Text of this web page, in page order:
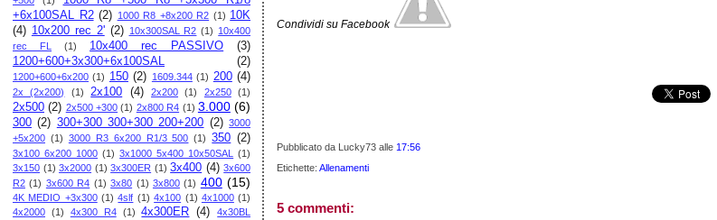
+6x100SAL R2 (2) 1000 R8 +8x200 R2 (1) 10K
(4) 10x200 rec 2' (2) 10x300SAL R2 (1) 10x400
rec FL
(1) 10x400 rec PASSIVO
(3)
1200+600+3x300+6x100SAL
(2)
1200+600+6x200 (1) 150 (2) 1609.344 (1) 200 (4)
2x (2x200) (1) 2x100 (4) 2x200 (1) 2x250 (1)
2x500 (2) 2x500 +300 (1) 2x800 R4 (1) 3.000 (6)
300 (2) 300+300 300+300 200+200 (2) 3000
+5x200 (1) 3000 R3 6x200 R1/3 500 (1) 350 (2)
3x100 6x200 1000 (1) 3x1000 5x400 10x50SAL
(1)
3x150 (1) 3x2000 (1) 3x300ER (1) 3x400 (4) 3x600
R2 (1) 3x600 R4 (1) 3x80 (1) 3x800 (1) 400 (15)
4K MEDIO +3x300 (1) 4slf (1) 4x100 (1) 4x1000 (1)
4x2000 (1) 4x300 R4 (1) 4x300ER (4)
4x30BL
Condividi su Facebook
Pubblicato da Lucky73alle 17:56
Etichette:Allenamenti
5 commenti: